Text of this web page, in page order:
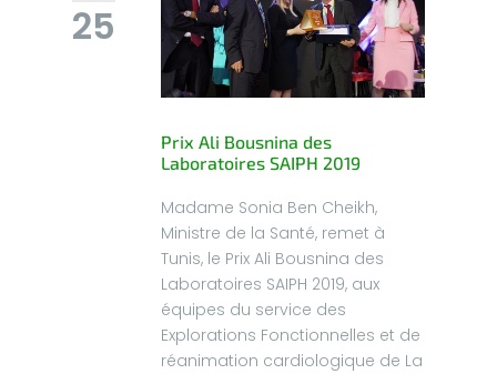
25
Prix Ali Bousnina des
Laboratoires SAIPH 2019
Madame Sonia Ben Cheikh,
Ministre de la Santé, remet à
Tunis, le Prix Ali Bousnina des
Laboratoires SAIPH 2019, aux
équipes du service des
Explorations Fonctionnelles et de
réanimation cardiologique de La